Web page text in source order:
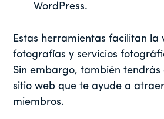
WordPress.
Estas herramientas facilitan la
fotografías y servicios
Sin embargo, también tendrás
sitio web que te ayude a
miembros.